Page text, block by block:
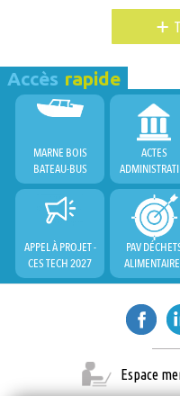
+
Accès rapide
MARNE BOIS
BATEAU-BUS
ACTES
APPEL À PROJET -
CES TECH 2027
PAV
Espace